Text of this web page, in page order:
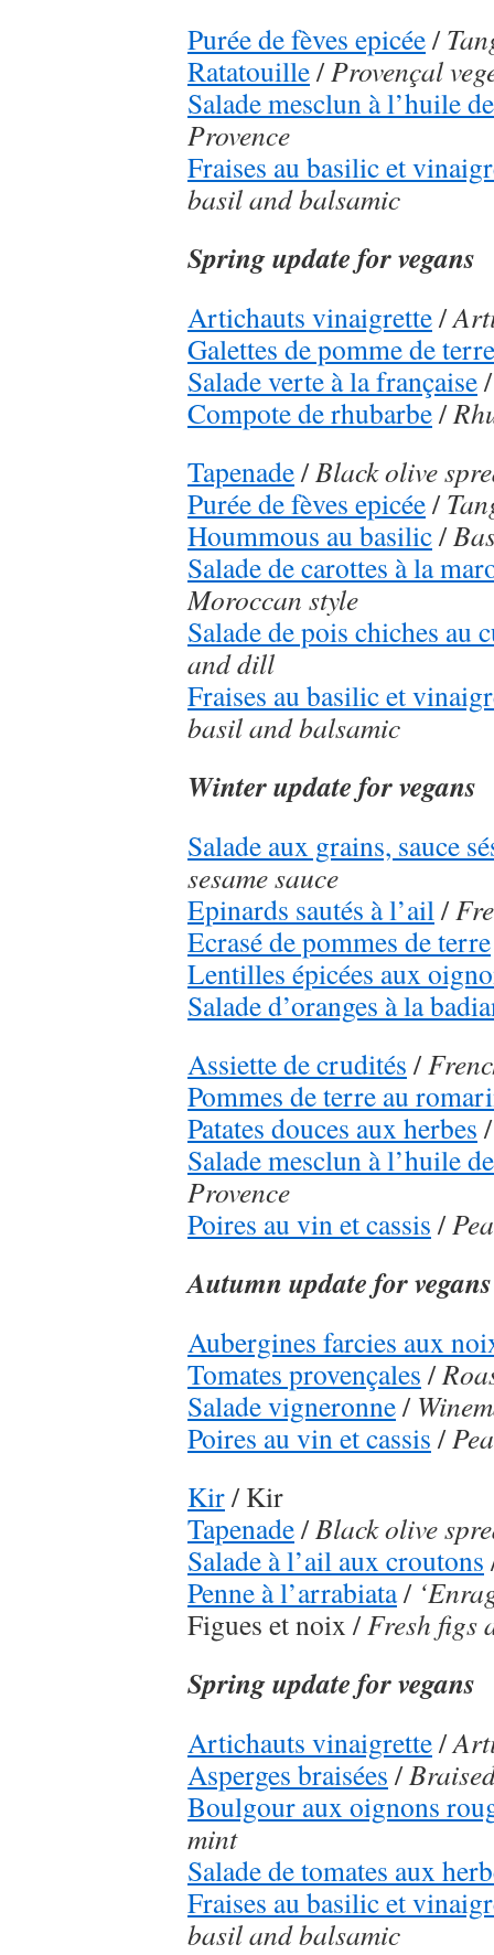
Purée de fèves epicée/
Ratatouille/Provençal
Salade mesclun à l’huile
Provence
Fraises au basilic et
basil and balsamic
Spring update for vegans
Artichauts vinaigrette/
Galettes de pomme de terre
Salade verte à la française
Compote de rhubarbe/
Tapenade/Black olive
Purée de fèves epicée/
Hoummous au basilic/
Salade de carottes à la
Moroccan style
Salade de pois chiches au
and dill
Fraises au basilic et
basil and balsamic
Winter update for vegans
Salade aux grains, sauce
sesame sauce
Epinards sautés à l’ail/
Ecrasé de pommes de terre
Lentilles épicées aux
Salade d’oranges à la
Assiette de crudités /
Pommes de terre au
Patates douces aux herbes
Salade mesclun à l’huile
Provence
Poires au vin et cassis /
Autumn update for vegans
Aubergines farcies aux
Tomates provençales /
Salade vigneronne/
Poires au vin et cassis /
Kir/ Kir
Tapenade/Black olive
Salade à l’ail aux croutons
Penne à l’arrabiata/
Figues et noix /Fresh figs
Spring update for vegans
Artichauts vinaigrette/
Asperges braisées /
Boulgour aux oignons
mint
Salade de tomates aux
Fraises au basilic et
basil and balsamic